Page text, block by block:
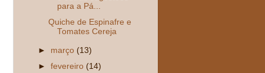
para a Pá...
Quiche de Espinafre e
Tomates Cereja
► março (13)
►fevereiro (14)